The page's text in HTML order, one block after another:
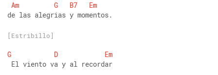
Am
G B7
Em
de las alegrias y momentos.
[Estribillo]
G D
Em
El viento va y al recordar